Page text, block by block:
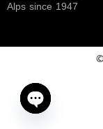
Alps since 1947
©️